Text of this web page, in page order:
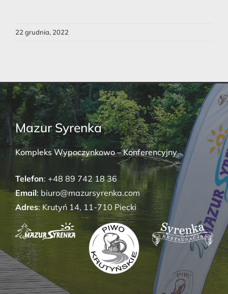
22 grudnia, 2022
Mazur Syrenka
Kompleks Wypoczynkowo – Konferencyjny
Telefon: +48 89 742 18 36
Email: biuro@mazursyrenka.com
Adres: Krutyń 14, 11-710 Piecki